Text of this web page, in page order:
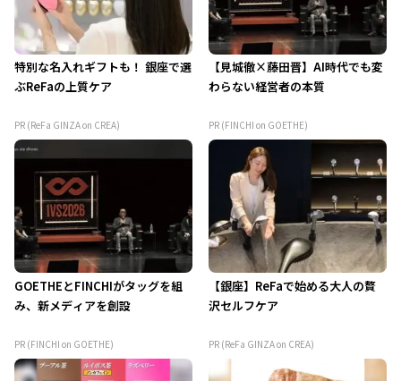
特別な名入れギフトも！ 銀座で選
ぶReFaの上質ケア
PR (ReFa GINZA on CREA)
【見城徹×藤田晋】AI時代でも変
わらない経営者の本質
PR (FINCHI on GOETHE)
GOETHEとFINCHIがタッグを組
み、新メディアを創設
PR (FINCHI on GOETHE)
【銀座】ReFaで始める大人の贅
沢セルフケア
PR (ReFa GINZA on CREA)